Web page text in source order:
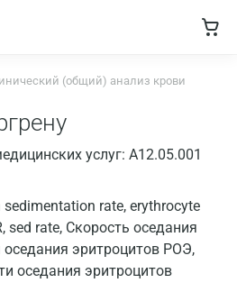
(общий) анализ крови
услуг: A12.05.001
rate, erythrocyte
sed rate, Скорость оседания
оседания эритроцитов РОЭ,
оседания эритроцитов